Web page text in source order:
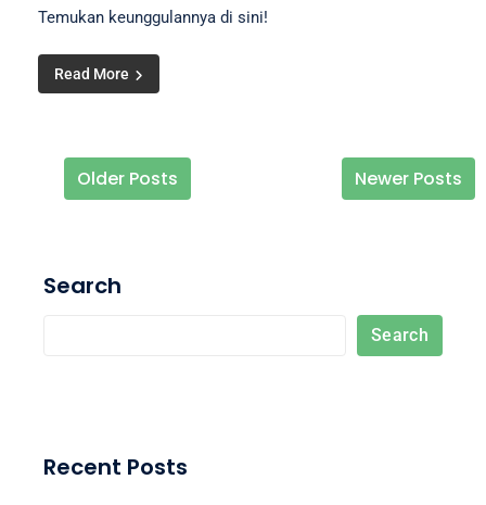
Temukan keunggulannya di sini!
Read More
Posts navigation
Older Posts Newer Posts
Search
Search
Recent Posts